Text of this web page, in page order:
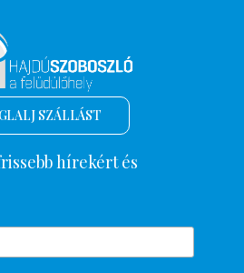
SZÁLLÁST
hírekért és